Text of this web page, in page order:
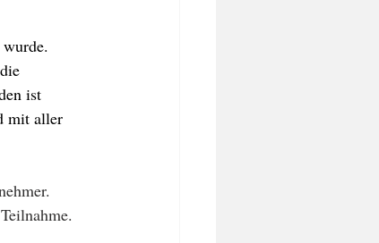
ist
mit aller